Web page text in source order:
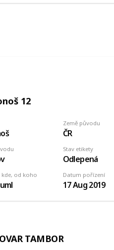
12
Země původu
ČR
od koho
Stav etikety
Odlepená
Datum pořízení
17 Aug 2019
TAMBOR